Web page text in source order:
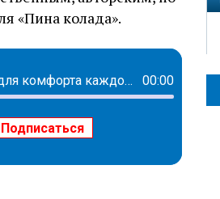
«Пина колада».
Творец невидимого фронта или кто создает пространства для комфорта каждого сотрудника: история Елены Савченко 00:00